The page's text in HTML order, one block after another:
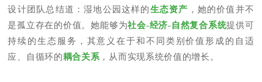
设计团队总结道：湿地公园这样的生态资产 ，她的价值并不
是孤立存在的价值。她能够为社会-经济-自然复合系统提供可
持续的生态服务，其意义在于和不同类别价值形成的自适
应、自循环的耦合关系 ，从而实现系统价值的增长。